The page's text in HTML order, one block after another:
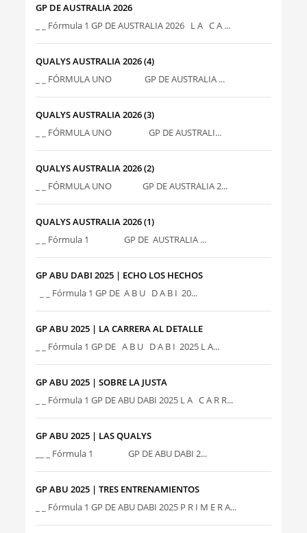
GP DE AUSTRALIA 2026
_ _ Fórmula 1 GP DE AUSTRALIA 2026 L A C A ...
QUALYS AUSTRALIA 2026 (4)
_ _ FÓRMULA UNO GP DE AUSTRALIA ...
QUALYS AUSTRALIA 2026 (3)
_ _ FÓRMULA UNO GP DE AUSTRALI...
QUALYS AUSTRALIA 2026 (2)
_ _ FÓRMULA UNO GP DE AUSTRALIA 2...
QUALYS AUSTRALIA 2026 (1)
_ _ Fórmula 1 GP DE AUSTRALIA ...
GP ABU DABI 2025 | ECHO LOS HECHOS
_ _ Fórmula 1 GP DE A B U D A B I 20...
GP ABU 2025 | LA CARRERA AL DETALLE
_ _ Fórmula 1 GP DE A B U D A B I 2025 L A...
GP ABU 2025 | SOBRE LA JUSTA
_ _ Fórmula 1 GP DE ABU DABI 2025 L A C A R R...
GP ABU 2025 | LAS QUALYS
__ _ Fórmula 1 GP DE ABU DABI 2...
GP ABU 2025 | TRES ENTRENAMIENTOS
_ _ Fórmula 1 GP DE ABU DABI 2025 P R I M E R A...